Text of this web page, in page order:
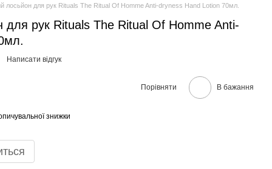
лосьйон для рук Rituals The Ritual Of Homme Anti-dryness Hand Lotion 70мл.
рук Rituals The Ritual Of Homme Anti-
Написати відгук
Порівняти В бажання
знижки